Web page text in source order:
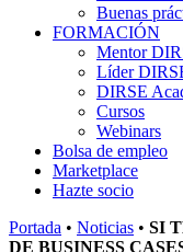
Buenas
FORMACIÓN
Mentor
Líder
DIRSE
Cursos
Webinars
Bolsa de empleo
Marketplace
Hazte socio
Portada • Noticias • SI
DE BUSINESS